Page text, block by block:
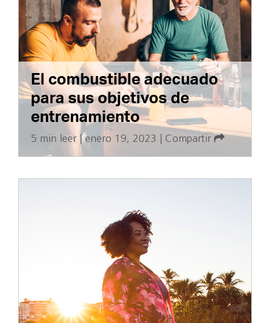
El combustible adecuado
para sus objetivos de
entrenamiento
5 min leer|enero 19, 2023 Compartir